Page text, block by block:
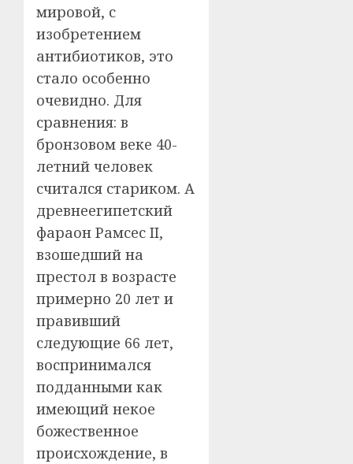
мировой, с
изобретением
антибиотиков, это
стало особенно
очевидно. Для
сравнения: в
бронзовом веке 40-
летний человек
считался стариком. А
древнеегипетский
фараон Рамсес II,
взошедший на
престол в возрасте
примерно 20 лет и
правивший
следующие 66 лет,
воспринимался
подданными как
имеющий некое
божественное
происхождение, в